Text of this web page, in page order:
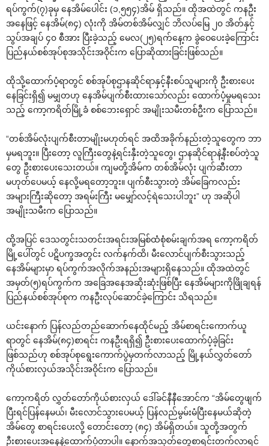
ရပ်ကွက်(၇)ခုမှ နေအိမ်ပေါင်း (၁,၅၅၄)အိမ် ရှိသည်။ ထိုအထဲတွင် ကနဦး
အနေဖြင့် နေအိမ်(၈၄) လုံးကို အိမ်တစ်အိမ်လျှင် ဘိလပ်မြေ ၂၀ အိတ်နှင့်
သွပ်အချပ် ၄၀ စီအား ပြီးခဲ့သည့် မေလ(၂၅)ရက်နေ့က ခွဲဝေပေးခဲ့ကြောင်း
ပြည်နယ်စစ်အုပ်စုအသိုင်းအဝိုင်းက ပြောဆိုထားခြင်းဖြစ်သည်။
ထိုသို့ထောက်ပံ့ရာတွင် စစ်အုပ်စုဌာနဆိုင်ရာနှင့်နီးစပ်သူများကို ဦးစားပေး
နေခြင်းရှိ၍ မမျှတဟု နေအိမ်ပျက်စီးထားသော်လည်း ထောက်ပံ့မှုမရသေး
သည့် ကော့ကရိတ်မြို့ခံ စစ်ဘေးရှောင် အမျိုးသမီးတစ်ဦးက ပြောသည်။
“တစ်အိမ်လုံးပျက်စီးတာမျိုးမဟုတ်ရင် အထိအခိုက်နည်းတဲ့သူတွေက ဘာ
မှမရဘူး။ ပြီးတော့ လူကြီးတွေနဲ့ရင်းနှီးတဲ့သူတွေ၊ ဌာနဆိုင်ရာနဲ့နီးစပ်တဲ့သူ
တွေ ဦးစားပေးသေးတယ်။ ကျမတို့အိမ်က တစ်အိမ်လုံး ပျက်ဆီးတာ
မဟုတ်ပေမယ့် နေလို့မရတော့ဘူး။ ပျက်စီးသွားတဲ့ အိမ်ခြေကလည်း
အများကြီးဆိုတော့ အရမ်းကြီး မမျှော်လင့်ရဲသေးပါဘူး” ဟု အဆိုပါ
အမျိုးသမီးက ပြောသည်။
ထို့အပြင် ဒေသတွင်းသတင်းအရင်းအမြစ်ထံစုံစမ်းချက်အရ ကော့ကရိတ်
မြို့ပေါ်တွင် ပဋိပက္ခအတွင်း လက်နက်ထိ၊ မီးလောင်ပျက်စီးသွားသည့်
နေအိမ်များမှာ ရပ်ကွက်အလိုက်အနည်းအများရှိနေသည်။ ထိုအထဲတွင်
အမှတ်(၅)ရပ်ကွက်က အခြေအနေအဆိုးဆုံးဖြစ်ပြီး နေအိမ်များကိုဖြိုချရန်
ပြည်နယ်စစ်အုပ်စုက ကနဦးလုပ်ဆောင်ခဲ့ကြောင်း သိရသည်။
ယင်းနောက် ပြန်လည်တည်ဆောက်နေထိုင်မည့် အိမ်စာရင်းကောက်ယူ
ရာတွင် နေအိမ်(၈၄)စာရင်း ကနဦးရရှိ၍ ဦးစားပေးထောက်ပံ့ခဲ့ခြင်း
ဖြစ်သည်ဟု စစ်အုပ်စုရွေးကောက်ပွဲမှတက်လာသည့် မြို့နယ်လွှတ်တော်
ကိုယ်စားလှယ်အသိုင်းအဝိုင်းက ပြောသည်။
ကော့ကရိတ် လွှတ်တော်ကိုယ်စားလှယ် ဒေါ်ခင်နီနီအောင်က “အိမ်တွေဖျက်
ပြီးရင်ပြန်နေမယ်၊ မီးလောင်သွားပေမယ့် ပြန်လည်မွမ်းမံပြီးနေမယ်ဆိုတဲ့
အိမ်တွေ စာရင်းပေးလို့ တောင်းတော့ (၈၄) အိမ်ရှိတယ်။ သူတို့အတွက်
ဦးစားပေးအနေနဲ့ထောက်ပံ့တာပါ။ နောက်အသုတ်တွေစာရင်းတက်လာရင်